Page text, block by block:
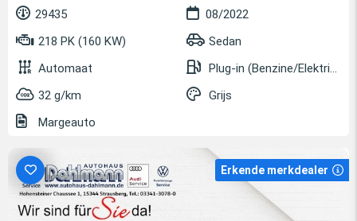
29435
08/2022
218 PK (160 KW)
Sedan
Automaat
Plug-in (Benzine/Elektrisch)
32 g/km
Grijs
Margeauto
Erkende merkdealer